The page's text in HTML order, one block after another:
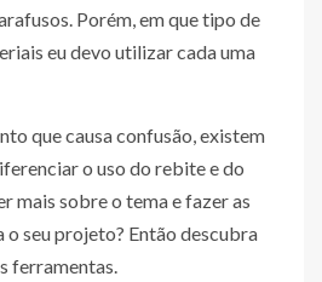
Porém, em que tipo de
eu devo utilizar cada uma
que causa confusão, existem
o uso do rebite e do
mais sobre o tema e fazer as
o seu projeto? Então descubra
ferramentas.